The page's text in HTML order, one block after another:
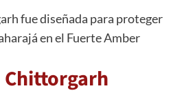
fue diseñada para proteger
en el Fuerte Amber
Chittorgarh